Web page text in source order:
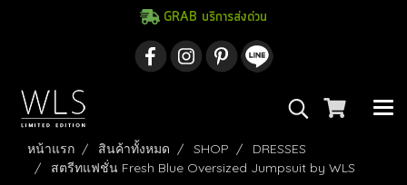
GRAB บริการส่งด่วน
หน้าแรก สินค้าทั้งหมด SHOP
DRESSES
สตรีทแฟชั่น Fresh Blue Oversized Jumpsuit by WLS